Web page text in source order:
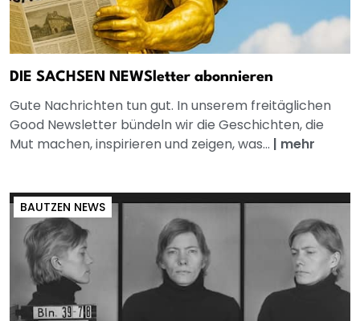
DIE SACHSEN NEWSletter abonnieren
Gute Nachrichten tun gut. In unserem freitäglichen
Good Newsletter bündeln wir die Geschichten, die
Mut machen, inspirieren und zeigen, was... | mehr
BAUTZEN NEWS